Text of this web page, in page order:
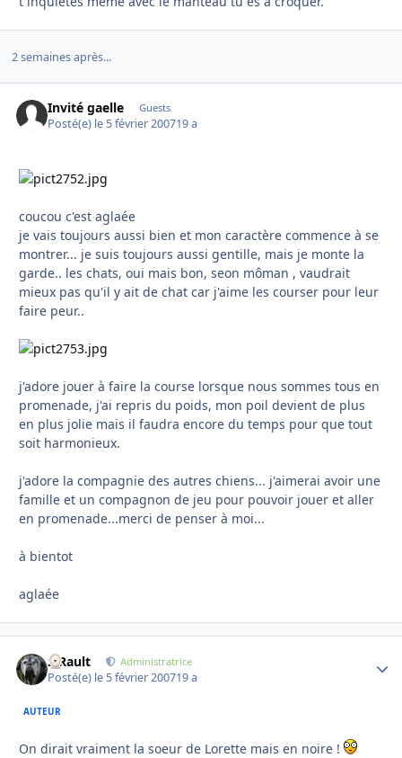
2 semaines après...
Invité gaelle Guests
Posté(e) le 5 février 200719 a
coucou c'est aglaée
je vais toujours aussi bien et mon caractère commence à se
montrer... je suis toujours aussi gentille, mais je monte la
garde.. les chats, oui mais bon, seon môman , vaudrait
mieux pas qu'il y ait de chat car j'aime les courser pour leur
faire peur..
j'adore jouer à faire la course lorsque nous sommes tous en
promenade, j'ai repris du poids, mon poil devient de plus
en plus jolie mais il faudra encore du temps pour que tout
soit harmonieux.
j'adore la compagnie des autres chiens... j'aimerai avoir une
famille et un compagnon de jeu pour pouvoir jouer et aller
en promenade...merci de penser à moi...
à bientot
aglaée
S.Rault Administratrice
Posté(e) le 5 février 200719 a
AUTEUR
On dirait vraiment la soeur de Lorette mais en noire !